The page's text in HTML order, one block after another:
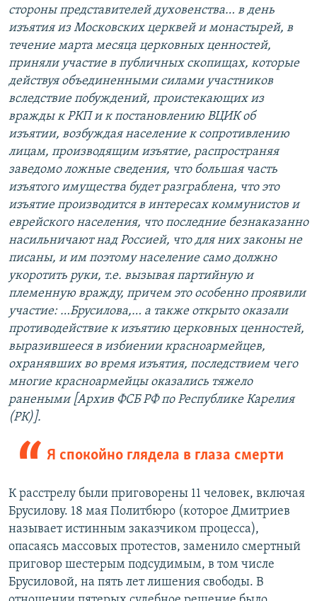
стороны представителей духовенства… в день
изъятия из Московских церквей и монастырей, в
течение марта месяца церковных ценностей,
приняли участие в публичных скопищах, которые
действуя объединенными силами участников
вследствие побуждений, проистекающих из
вражды к РКП и к постановлению ВЦИК об
изъятии, возбуждая население к сопротивлению
лицам, производящим изъятие, распространяя
заведомо ложные сведения, что большая часть
изъятого имущества будет разграблена, что это
изъятие производится в интересах коммунистов и
еврейского населения, что последние безнаказанно
насильничают над Россией, что для них законы не
писаны, и им поэтому население само должно
укоротить руки, т.е. вызывая партийную и
племенную вражду, причем это особенно проявили
участие: …Брусилова,… а также открыто оказали
противодействие к изъятию церковных ценностей,
выразившееся в избиении красноармейцев,
охранявших во время изъятия, последствием чего
многие красноармейцы оказались тяжело
ранеными [Архив ФСБ РФ по Республике Карелия
(РК)].
Я спокойно глядела в глаза смерти
К расстрелу были приговорены 11 человек, включая
Брусилову. 18 мая Политбюро (которое Дмитриев
называет истинным заказчиком процесса),
опасаясь массовых протестов, заменило смертный
приговор шестерым подсудимым, в том числе
Брусиловой, на пять лет лишения свободы. В